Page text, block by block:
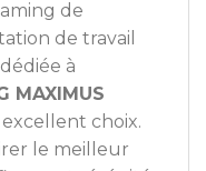
de
de travail
à
MAXIMUS
choix.
le meilleur